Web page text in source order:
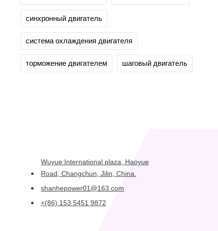
синхронный двигатель
система охлаждения двигателя
торможение двигателем шаговый двигатель
Wuyue International plaza, Haoyue
Road, Changchun, Jilin, China.
shanhepower01@163.com
+(86) 153 5451 9872